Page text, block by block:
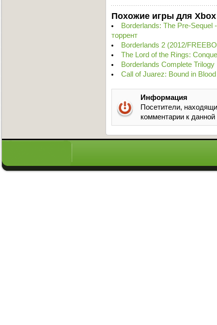
Похожие игры для Xbox
Borderlands: The Pre-Sequel
торрент
Borderlands 2 (2012/
The Lord of the Rings:
Borderlands Complete
Call of Juarez: Bound in
Информация
Посетители,
комментарии к